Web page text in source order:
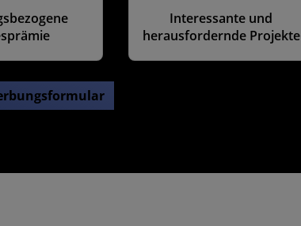
Interessante und
herausfordernde Projekte